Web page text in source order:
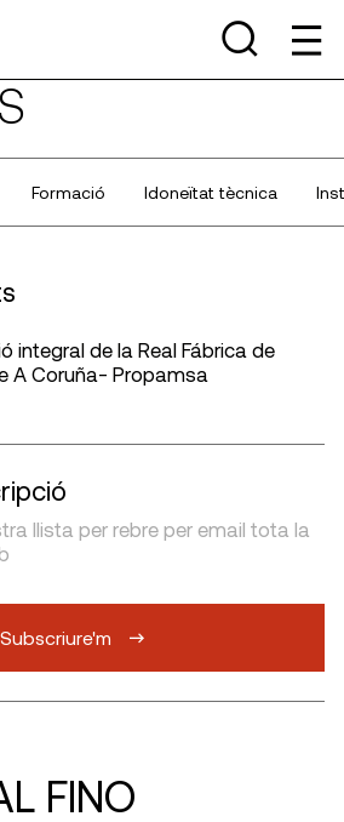
Formació Idoneïtat tècnica
integral de la Real Fábrica de
A Coruña- Propamsa
llista per rebre per email tota la
Subscriure'm
FINO